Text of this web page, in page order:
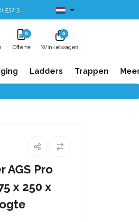
330 Leverbaar uit voorraad
0
Offerte
0
Winkelwagen
Ladders Trappen
AGS Pro
x 250 x